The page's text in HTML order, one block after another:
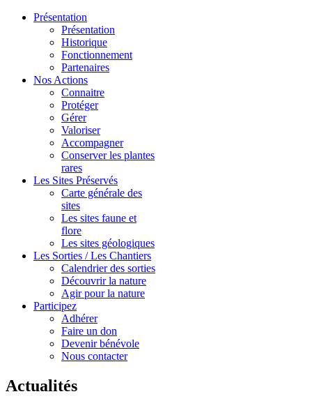
Présentation
Présentation
Historique
Fonctionnement
Partenaires
Nos Actions
Connaitre
Protéger
Gérer
Valoriser
Accompagner
Conserver les plantes
rares
Les Sites Préservés
Carte générale des
sites
Les sites faune et
flore
Les sites géologiques
Les Sorties / Les Chantiers
Calendrier des sorties
Découvrir la nature
Agir pour la nature
Participez
Adhérer
Faire un don
Devenir bénévole
Nous contacter
Actualités